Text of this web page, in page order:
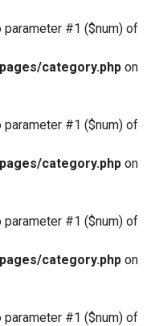
parameter #1 ($num) of
category.php on
parameter #1 ($num) of
category.php on
parameter #1 ($num) of
category.php on
parameter #1 ($num) of